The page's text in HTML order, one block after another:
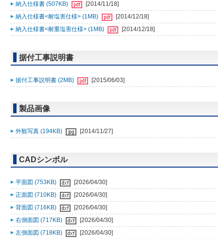
納入仕様書 (507KB)
[2014/11/18]
納入仕様書<耐塩害仕様> (1MB)
[2014/12/18]
納入仕様書<耐重塩害仕様> (1MB)
[2014/12/18]
据付工事説明書
据付工事説明書 (2MB) [2015/06/03]
製品画像
外観写真 (194KB) [2014/11/27]
CADシンボル
平面図 (753KB)
[2026/04/30]
正面図 (710KB)
[2026/04/30]
背面図 (716KB)
[2026/04/30]
右側面図 (717KB)
[2026/04/30]
左側面図 (718KB)
[2026/04/30]